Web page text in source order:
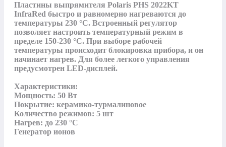
Пластины выпрямителя Polaris PHS 2022KT
InfraRed быстро и равномерно нагреваются до
температуры 230 °C. Встроенный регулятор
позволяет настроить температурный режим в
пределе 150-230 °C. При выборе рабочей
температуры происходит блокировка прибора, и он
начинает нагрев. Для более легкого управления
предусмотрен LED-дисплей.
Характеристики:
Мощность: 50 Вт
Покрытие: керамико-турмалиновое
Количество режимов: 5 шт
Нагрев: до 230 °C
Генератор ионов